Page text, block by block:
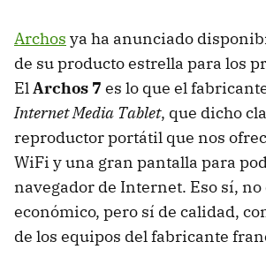
Archos ya ha anunciado
de su producto estrella para los
ElArchos 7 es lo que el
Internet Media Tablet, que dicho
reproductor portátil que nos
WiFi y una gran pantalla para
navegador de Internet. Eso sí,
económico, pero sí de calidad,
de los equipos del fabricante